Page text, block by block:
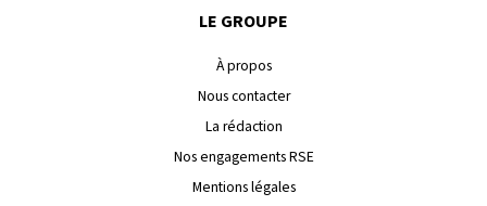
LE GROUPE
À propos
Nous contacter
La rédaction
Nos engagements RSE
Mentions légales